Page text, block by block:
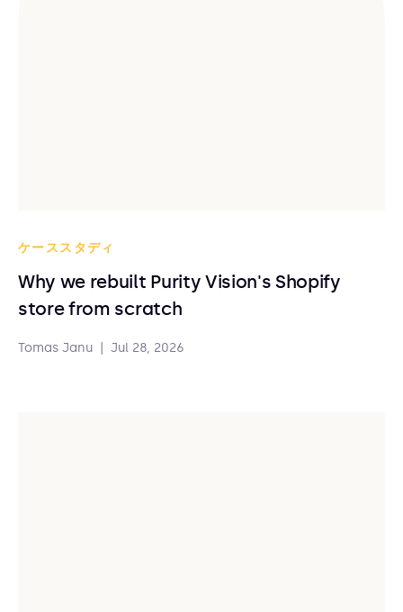
ケーススタディ
Why we rebuilt Purity Vision's Shopify
store from scratch
Tomas Janu Jul 28, 2026